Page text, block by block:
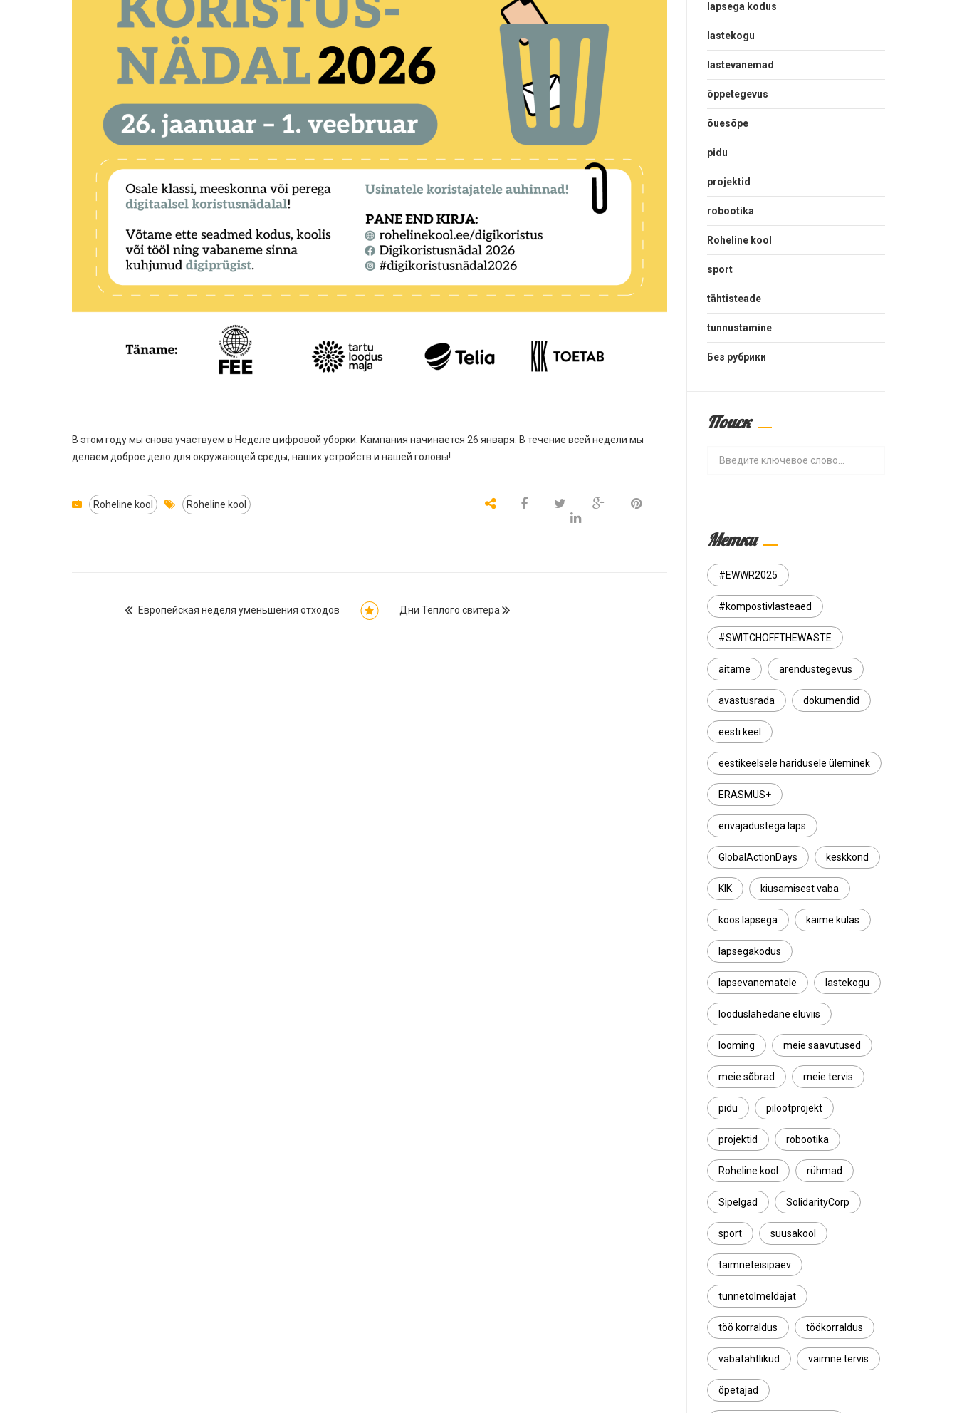
В этом году мы снова участвуем в Неделе цифровой уборки. Кампания начинается 26 января. В течение всей недели мы
делаем доброе дело для окружающей среды, наших устройств и нашей головы!
Roheline kool Roheline kool
Европейская неделя уменьшения отходов Дни Теплого свитера
lapsega kodus
lastekogu
lastevanemad
õppetegevus
õuesõpe
pidu
projektid
robootika
Roheline kool
sport
tähtisteade
tunnustamine
Без рубрики
Поиск
Метки
#EWWR2025
#kompostivlasteaed
#SWITCHOFFTHEWASTE
aitame arendustegevus
avastusrada dokumendid
eesti keel
eestikeelsele haridusele üleminek
ERASMUS+
erivajadustega laps
GlobalActionDays keskkond
KIK kiusamisest vaba
koos lapsega käime külas
lapsegakodus
lapsevanematele lastekogu
looduslähedane eluviis
looming meie saavutused
meie sõbrad meie tervis
pidu pilootprojekt
projektid robootika
Roheline kool rühmad
Sipelgad SolidarityCorp
sport suusakool
taimneteisipäev
tunnetolmeldajat
töö korraldus töökorraldus
vabatahtlikud vaimne tervis
õpetajad